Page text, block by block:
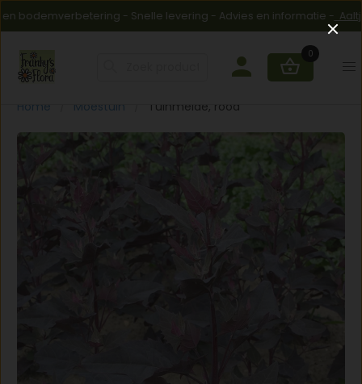
- Snelle levering - Advies en informatie -Aaltjes
0
Home Moestuin Tuinmelde, rood